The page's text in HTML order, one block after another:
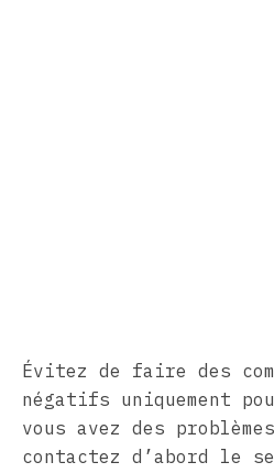
Évitez de faire des
négatifs uniquement
vous avez des
contactez d’abord le